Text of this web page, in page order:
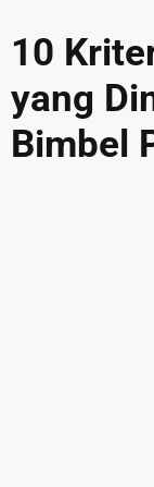
10
yang
Bimbel